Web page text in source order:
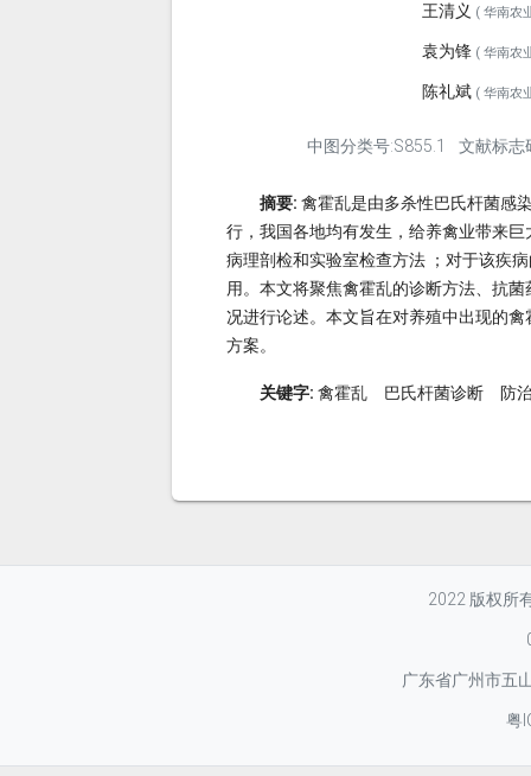
王清义 ( 华南农
袁为锋 ( 华南农
陈礼斌 ( 华南农
中图分类号:S855.1 文献标志
摘要: 禽霍乱是由多杀性巴氏杆菌感
行，我国各地均有发生，给养禽业带来
病理剖检和实验室检查方法 ；对于该疾
用。本文将聚焦禽霍乱的诊断方法、抗
况进行论述。本文旨在对养殖中出现的
方案。
关键字: 禽霍乱 巴氏杆菌诊断 防
2022 版权所
广东省广州市五
粤